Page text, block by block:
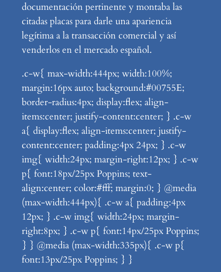
documentación pertinente y montaba las
citadas placas para darle una apariencia
legítima a la transacción comercial y así
venderlos en el mercado español.
.c-w{ max-width:444px; width:100%;
margin:16px auto; background:#00755E;
border-radius:4px; display:flex; align-
items:center; justify-content:center; } .c-w
a{ display:flex; align-items:center; justify-
content:center; padding:4px 24px; } .c-w
img{ width:24px; margin-right:12px; } .c-w
p{ font:18px/25px Poppins; text-
align:center; color:#fff; margin:0; } @media
(max-width:444px){ .c-w a{ padding:4px
12px; } .c-w img{ width:24px; margin-
right:8px; } .c-w p{ font:14px/25px Poppins;
} } @media (max-width:335px){ .c-w p{
font:13px/25px Poppins; } }